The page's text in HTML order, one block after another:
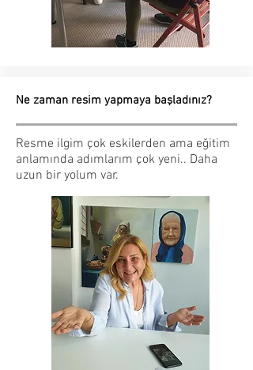
Ne zaman resim yapmaya başladınız?
Resme ilgim çok eskilerden ama eğitim
anlamında adımlarım çok yeni.. Daha
uzun bir yolum var.